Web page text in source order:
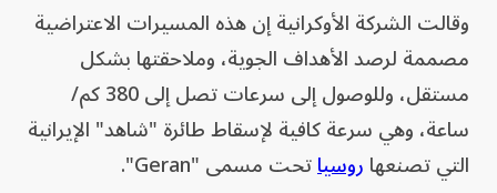
وقالت الشركة الأوكرانية إن هذه المسيرات الاعتراضية
مصممة لرصد الأهداف الجوية، وملاحقتها بشكل
مستقل، وللوصول إلى سرعات تصل إلى 380 كم/
ساعة، وهي سرعة كافية لإسقاط طائرة "شاهد" الإيرانية
التي تصنعهاروسياتحت مسمى "Geran".